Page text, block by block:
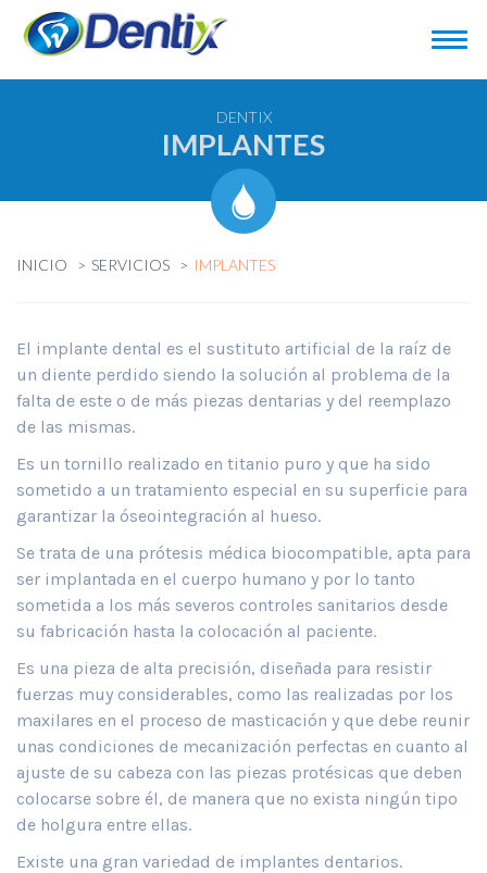
DENTIX
IMPLANTES
INICIO SERVICIOS IMPLANTES
El implante dental es el sustituto artificial de la raíz de
un diente perdido siendo la solución al problema de la
falta de este o de más piezas dentarias y del reemplazo
de las mismas.
Es un tornillo realizado en titanio puro y que ha sido
sometido a un tratamiento especial en su superficie para
garantizar la óseointegración al hueso.
Se trata de una prótesis médica biocompatible, apta para
ser implantada en el cuerpo humano y por lo tanto
sometida a los más severos controles sanitarios desde
su fabricación hasta la colocación al paciente.
Es una pieza de alta precisión, diseñada para resistir
fuerzas muy considerables, como las realizadas por los
maxilares en el proceso de masticación y que debe reunir
unas condiciones de mecanización perfectas en cuanto al
ajuste de su cabeza con las piezas protésicas que deben
colocarse sobre él, de manera que no exista ningún tipo
de holgura entre ellas.
Existe una gran variedad de implantes dentarios.